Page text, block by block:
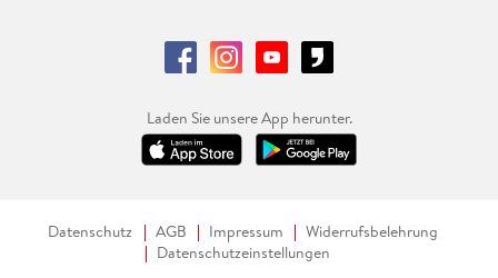
Laden Sie unsere App herunter.
Datenschutz AGB Impressum
Widerrufsbelehrung
Datenschutzeinstellungen